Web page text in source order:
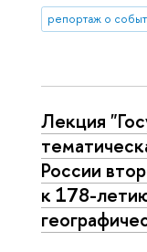
репортаж о
Лекция
России
к 178-